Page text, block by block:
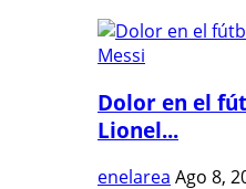
Dolor en el
Lionel...
enelarea Ago 8,